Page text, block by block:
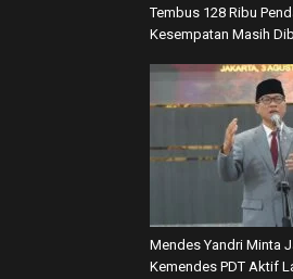
Tembus 128 Ribu
Kesempatan Masih
Mendes Yandri Minta
Kemendes PDT Aktif